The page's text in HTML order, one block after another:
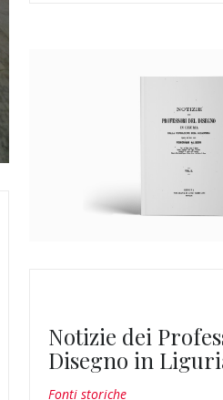
Notizie dei
Disegno in
Fonti storiche